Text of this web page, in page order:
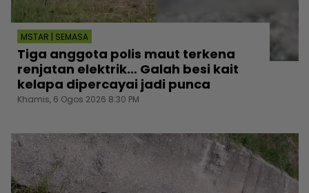
MSTAR | SEMASA
Tiga anggota polis maut terkena
renjatan elektrik… Galah besi kait
kelapa dipercayai jadi punca
Khamis, 6 Ogos 2026 8:30 PM